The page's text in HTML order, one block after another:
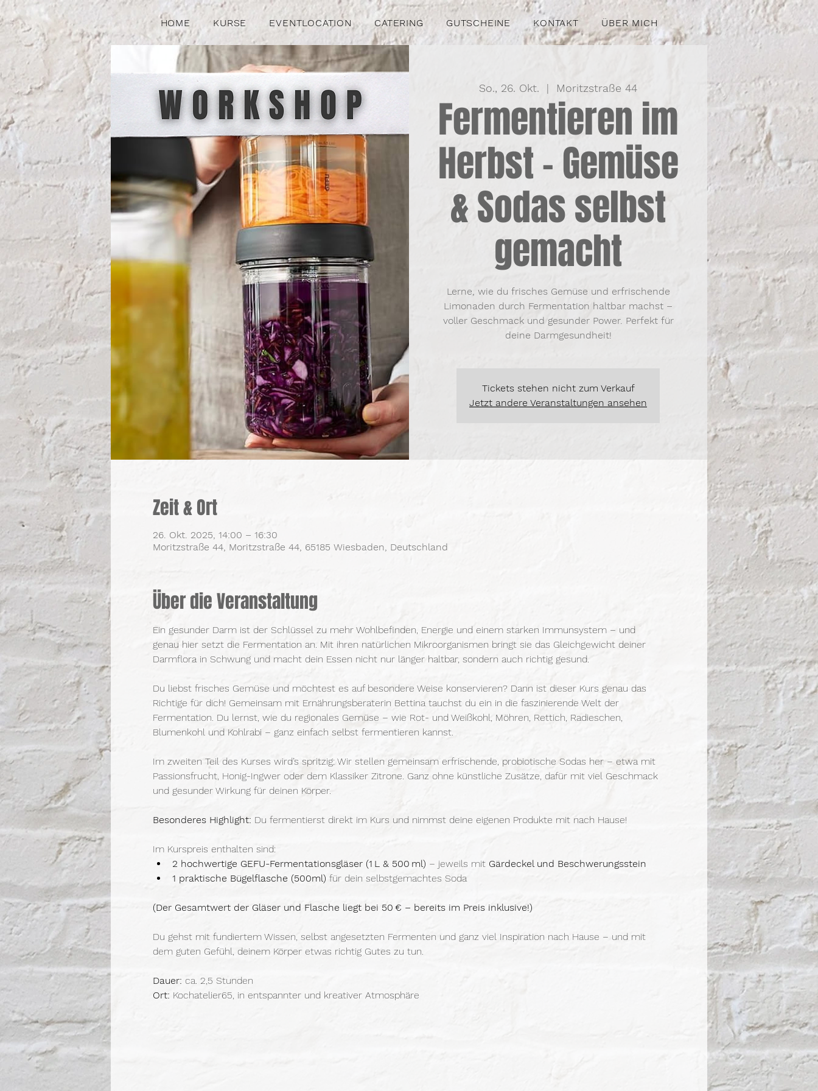
HOME KURSE EVENTLOCATION CATERING GUTSCHEINE KONTAKT ÜBER MICH
So., 26. Okt.
  |
Moritzstraße 44
Fermentieren im
Herbst – Gemüse
& Sodas selbst
gemacht
Lerne, wie du frisches Gemüse und erfrischende
Limonaden durch Fermentation haltbar machst –
voller Geschmack und gesunder Power. Perfekt für
deine Darmgesundheit!
Tickets stehen nicht zum Verkauf
Jetzt andere Veranstaltungen ansehen
Zeit & Ort
26. Okt. 2025, 14:00 – 16:30
Moritzstraße 44, Moritzstraße 44, 65185 Wiesbaden, Deutschland
Über die Veranstaltung
Ein gesunder Darm ist der Schlüssel zu mehr Wohlbefinden, Energie und einem starken Immunsystem – und
genau hier setzt die Fermentation an. Mit ihren natürlichen Mikroorganismen bringt sie das Gleichgewicht deiner
Darmflora in Schwung und macht dein Essen nicht nur länger haltbar, sondern auch richtig gesund.
Du liebst frisches Gemüse und möchtest es auf besondere Weise konservieren? Dann ist dieser Kurs genau das
Richtige für dich! Gemeinsam mit Ernährungsberaterin Bettina tauchst du ein in die faszinierende Welt der
Fermentation. Du lernst, wie du regionales Gemüse – wie Rot- und Weißkohl, Möhren, Rettich, Radieschen,
Blumenkohl und Kohlrabi – ganz einfach selbst fermentieren kannst.
Im zweiten Teil des Kurses wird’s spritzig: Wir stellen gemeinsam erfrischende, probiotische Sodas her – etwa mit
Passionsfrucht, Honig-Ingwer oder dem Klassiker Zitrone. Ganz ohne künstliche Zusätze, dafür mit viel Geschmack
und gesunder Wirkung für deinen Körper.
Besonderes Highlight: Du fermentierst direkt im Kurs und nimmst deine eigenen Produkte mit nach Hause!
Im Kurspreis enthalten sind:
2 hochwertige GEFU-Fermentationsgläser (1 L & 500 ml) – jeweils mit Gärdeckel und Beschwerungsstein
1 praktische Bügelflasche (500ml) für dein selbstgemachtes Soda
(Der Gesamtwert der Gläser und Flasche liegt bei 50 € – bereits im Preis inklusive!)
Du gehst mit fundiertem Wissen, selbst angesetzten Fermenten und ganz viel Inspiration nach Hause – und mit
dem guten Gefühl, deinem Körper etwas richtig Gutes zu tun.
Dauer: ca. 2,5 Stunden
Ort: Kochatelier65, in entspannter und kreativer Atmosphäre